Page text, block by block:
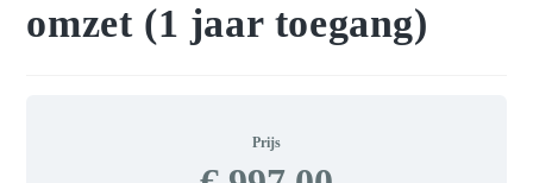
omzet (1 jaar toegang)
Prijs